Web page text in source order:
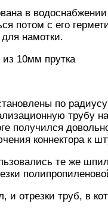
в
потом с его
для намотки.
10мм прутка
по
трубу
получился
коннектора к
те же
и отрезки труб, в